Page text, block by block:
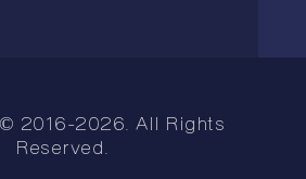
2016-2026. All Rights
Reserved.